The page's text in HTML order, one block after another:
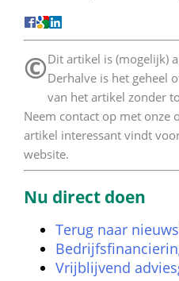
© Dit artikel is (mogelijk)
Derhalve is het geheel
van het artikel zonder
Neem contact op met onze
artikel interessant vindt
website.
Nu direct doen
Terug naar
Vrijblijvend